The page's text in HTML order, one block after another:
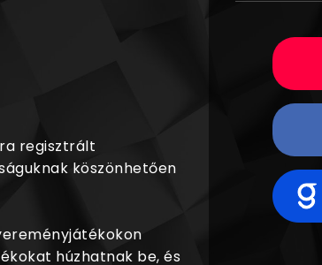
regisztrált
köszönhetően
húzhatnak be, és